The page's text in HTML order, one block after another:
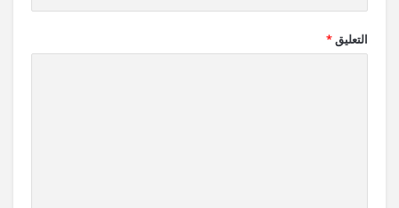
التعليق*